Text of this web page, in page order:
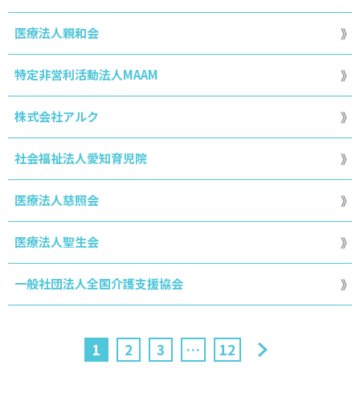
医療法人親和会
特定非営利活動法人MAAM
株式会社アルク
社会福祉法人愛知育児院
医療法人慈照会
医療法人聖生会
一般社団法人全国介護支援協会
1 2 3 … 12